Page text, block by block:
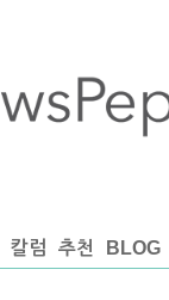
칼럼 추천 BLOG